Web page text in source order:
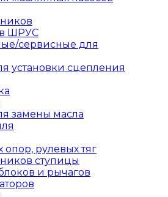
ШРУС
сервисные для
установки сцепления
замены масла
рулевых тяг
ступицы
и рычагов